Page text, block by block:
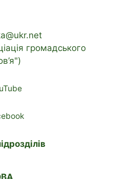
громадського